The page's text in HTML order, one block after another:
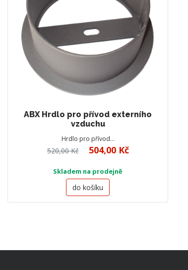
ABX Hrdlo pro přívod externího
vzduchu
Hrdlo pro přívod…
520,00 Kč 504,00 Kč
Skladem na prodejně
do košíku